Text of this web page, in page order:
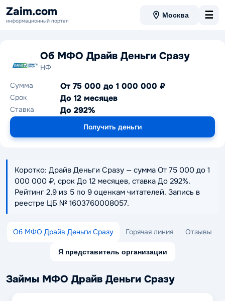
Zaim.com
информационный портал
Москва ☰
Об МФО Драйв Деньги Сразу
НФ
Сумма
От 75 000 до 1 000 000 ₽
Срок До 12 месяцев
Ставка До 292%
Получить деньги
Коротко: Драйв Деньги Сразу — сумма От 75 000 до 1
000 000 ₽, срок До 12 месяцев, ставка До 292%.
Рейтинг 2,9 из 5 по 9 оценкам читателей. Запись в
реестре ЦБ № 1603760008057.
Об МФО Драйв Деньги Сразу Горячая линия Отзывы
Я представитель организации
Займы МФО Драйв Деньги Сразу